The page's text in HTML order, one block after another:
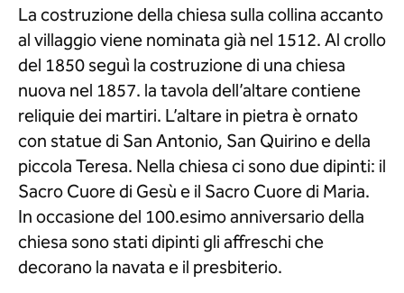
La costruzione della chiesa sulla collina accanto
al villaggio viene nominata già nel 1512. Al crollo
del 1850 seguì la costruzione di una chiesa
nuova nel 1857. la tavola dell’altare contiene
reliquie dei martiri. L’altare in pietra è ornato
con statue di San Antonio, San Quirino e della
piccola Teresa. Nella chiesa ci sono due dipinti: il
Sacro Cuore di Gesù e il Sacro Cuore di Maria.
In occasione del 100.esimo anniversario della
chiesa sono stati dipinti gli affreschi che
decorano la navata e il presbiterio.